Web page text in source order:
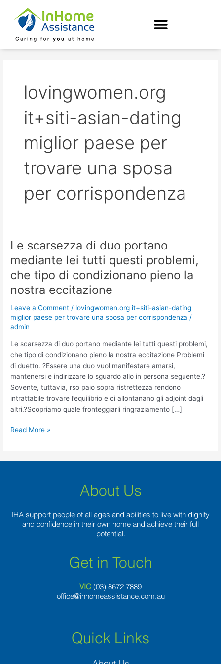
content
lovingwomen.org
it+siti-asian-dating
miglior paese per
trovare una sposa
per corrispondenza
Le scarsezza di duo portano
mediante lei tutti questi problemi,
che tipo di condizionano pieno la
nostra eccitazione
Leave a Comment / lovingwomen.org it+siti-asian-dating
miglior paese per trovare una sposa per corrispondenza /
admin
Le scarsezza di duo portano mediante lei tutti questi problemi,
che tipo di condizionano pieno la nostra eccitazione Problemi
di duetto. ?Essere una duo vuol manifestare amarsi,
mantenersi e indirizzare lo sguardo allo in persona seguente.?
Sovente, tuttavia, rso paio sopra ristrettezza rendono
intrattabile trovare l’equilibrio e ci allontanano gli adjoint dagli
altri.?Scopriamo quale fronteggiarli ringraziamento […]
Le
scarsezza
di
duo
portano
lei
tutti
questi
problemi,
che
tipo
di
condizionano
pieno
la
eccitazione
Read More »
About Us
IHA support people of all ages and abilities to live with dignity
and confidence in their own home and achieve their full
potential.
Get in Touch
VIC (03) 8672 7889
office@inhomeassistance.com.au
Quick Links